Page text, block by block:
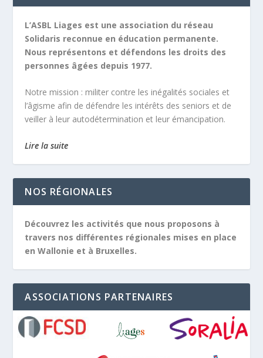
L’ASBL Liages est une association du réseau
Solidaris reconnue en éducation permanente.
Nous représentons et défendons les droits des
personnes âgées depuis 1977.
Notre mission : militer contre les inégalités sociales et
l’âgisme afin de défendre les intérêts des seniors et de
veiller à leur autodétermination et leur émancipation.
Lire la suite
NOS RÉGIONALES
Découvrez les activités que nous proposons à
travers nos différentes régionales mises en place
en Wallonie et à Bruxelles.
ASSOCIATIONS PARTENAIRES